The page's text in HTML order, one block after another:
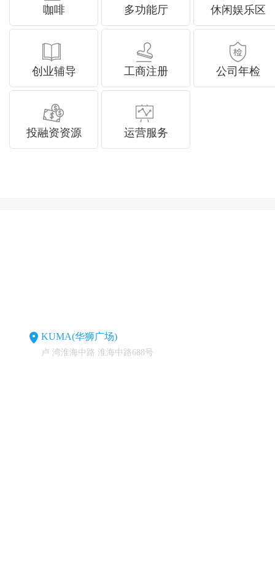
咖啡 多功能厅 休闲娱乐区
创业辅导 工商注册 公司年检
投融资资源 运营服务
KUMA(华狮广场)
卢 湾淮海中路 淮海中路688号